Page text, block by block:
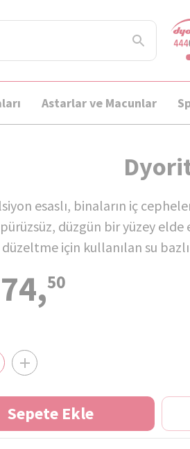
Astarlar ve Macunlar
esaslı, binaların iç
düzgün bir yüzey
için kullanılan su
50
Sepete Ekle